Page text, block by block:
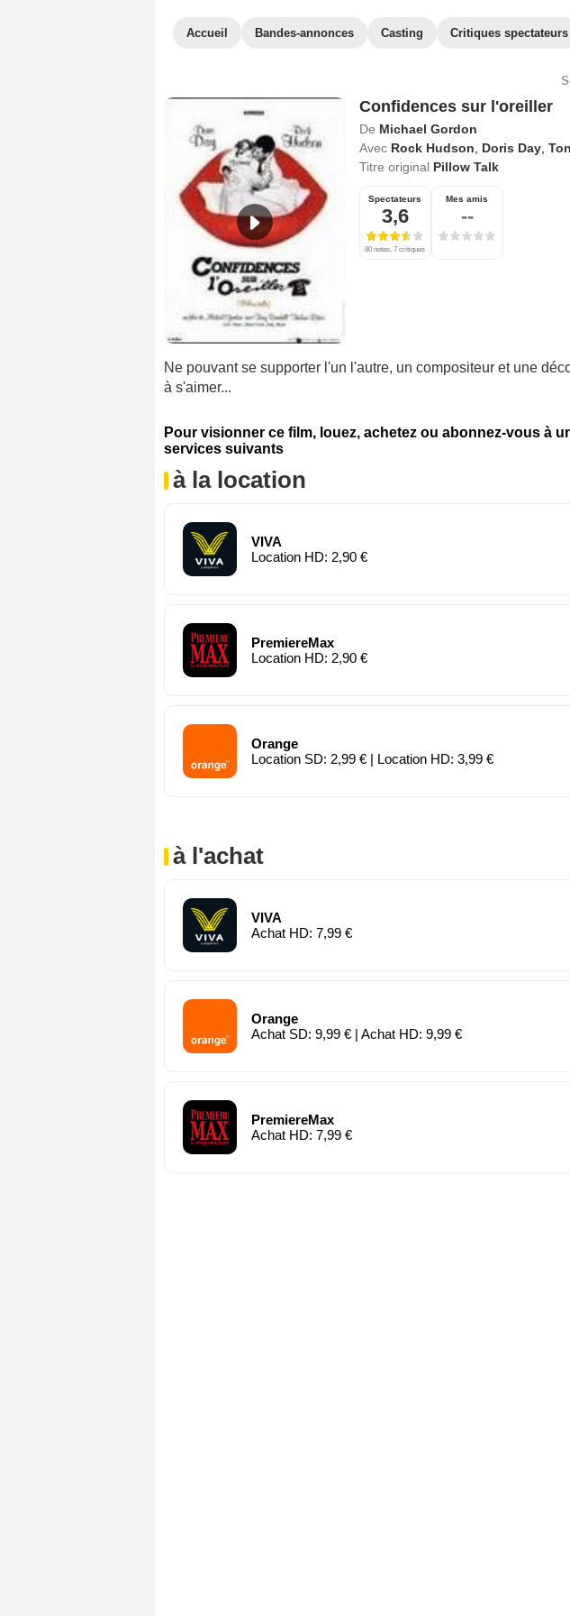
Accueil Bandes-annonces Casting Critiques spectateurs
Confidences sur l'oreiller
De Michael Gordon
Avec Rock Hudson Doris Day,
Titre original Pillow Talk
Spectateurs
3,6
80 notes, 7 critiques
Mes amis
--
Ne pouvant se supporter l'un l'autre, un compositeur et une
à s'aimer...
Pour visionner ce film, louez, achetez ou abonnez-vous à
services suivants
à la location
VIVA
Location HD: 2,90 €
PremiereMax
Location HD: 2,90 €
Orange
Location SD: 2,99 € | Location HD: 3,99 €
à l'achat
VIVA
Achat HD: 7,99 €
Orange
Achat SD: 9,99 € | Achat HD: 9,99 €
PremiereMax
Achat HD: 7,99 €